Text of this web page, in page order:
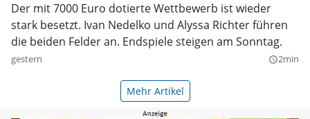
Der mit 7000 Euro dotierte Wettbewerb ist wieder
stark besetzt. Ivan Nedelko und Alyssa Richter führen
die beiden Felder an. Endspiele steigen am Sonntag.
gestern query_builder2min
Mehr Artikel